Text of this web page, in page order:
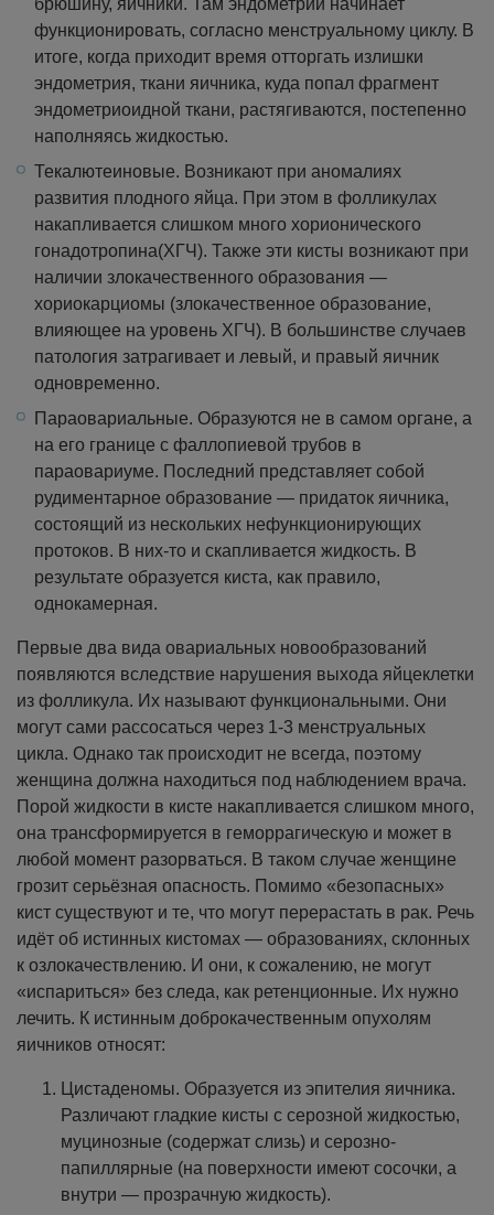
функционировать, согласно менструальному циклу. В
итоге, когда приходит время отторгать излишки
эндометрия, ткани яичника, куда попал фрагмент
эндометриоидной ткани, растягиваются, постепенно
наполняясь жидкостью.
Текалютеиновые. Возникают при аномалиях
развития плодного яйца. При этом в фолликулах
накапливается слишком много хорионического
гонадотропина(ХГЧ). Также эти кисты возникают при
наличии злокачественного образования —
хориокарциомы (злокачественное образование,
влияющее на уровень ХГЧ). В большинстве случаев
патология затрагивает и левый, и правый яичник
одновременно.
Параовариальные. Образуются не в самом органе, а
на его границе с фаллопиевой трубов в
параовариуме. Последний представляет собой
рудиментарное образование — придаток яичника,
состоящий из нескольких нефункционирующих
протоков. В них-то и скапливается жидкость. В
результате образуется киста, как правило,
однокамерная.
Первые два вида овариальных новообразований
появляются вследствие нарушения выхода яйцеклетки
из фолликула. Их называют функциональными. Они
могут сами рассосаться через 1-3 менструальных
цикла. Однако так происходит не всегда, поэтому
женщина должна находиться под наблюдением врача.
Порой жидкости в кисте накапливается слишком много,
она трансформируется в геморрагическую и может в
любой момент разорваться. В таком случае женщине
грозит серьёзная опасность. Помимо «безопасных»
кист существуют и те, что могут перерастать в рак. Речь
идёт об истинных кистомах — образованиях, склонных
к озлокачествлению. И они, к сожалению, не могут
«испариться» без следа, как ретенционные. Их нужно
лечить. К истинным доброкачественным опухолям
яичников относят:
Цистаденомы. Образуется из эпителия яичника.
Различают гладкие кисты с серозной жидкостью,
муцинозные (содержат слизь) и серозно-
папиллярные (на поверхности имеют сосочки, а
внутри — прозрачную жидкость).